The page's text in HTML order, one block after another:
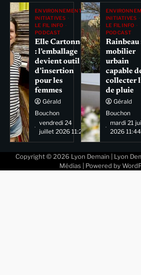
ENVIRONNEMENT
INITIATIVES
LE FIL INFO
PODCAST
Elle Cartonne
: l’emballage
devient outil
d’insertion
pour les
femmes
Gérald
Bouchon
vendredi 24
juillet 2026 11:29
INITIATIVES
LE FIL INFO
PODCAST
Rainbeau
mobilier
urbain
capable
collecter
de pluie
Gérald
Bouchon
mardi 21
2026 11:44
Copyright © 2026 Lyon Demain | Lyon
Médias | Powered by